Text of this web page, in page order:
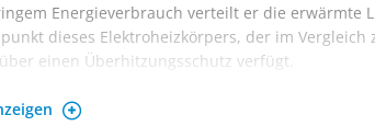
Energieverbrauch verteilt er die erwärmte
dieses Elektroheizkörpers, der im Vergleich
einen Überhitzungsschutz verfügt.
Bodenrollen und einem langen Stromkabel.